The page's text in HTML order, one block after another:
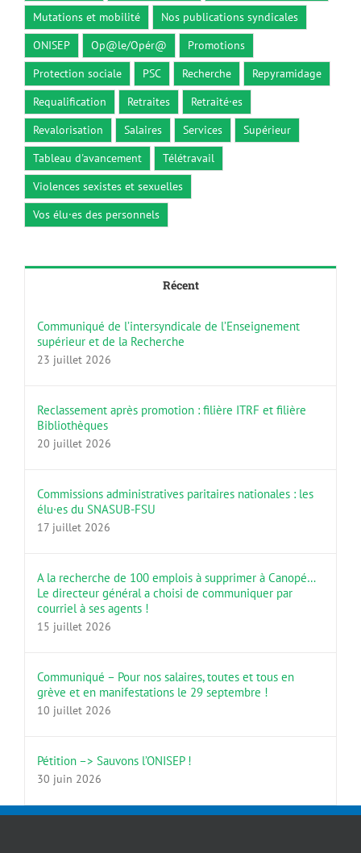
Mutations et mobilité
Nos publications syndicales
ONISEP
Op@le/Opér@
Promotions
Protection sociale
PSC Recherche
Repyramidage
Requalification
Retraites
Retraité·es
Revalorisation
Salaires Services
Supérieur
Tableau d'avancement
Télétravail
Violences sexistes et sexuelles
Vos élu·es des personnels
Récent
Communiqué de l’intersyndicale de l’Enseignement
supérieur et de la Recherche
23 juillet 2026
Reclassement après promotion : filière ITRF et filière
Bibliothèques
20 juillet 2026
Commissions administratives paritaires nationales : les
élu·es du SNASUB-FSU
17 juillet 2026
A la recherche de 100 emplois à supprimer à Canopé…
Le directeur général a choisi de communiquer par
courriel à ses agents !
15 juillet 2026
Communiqué – Pour nos salaires, toutes et tous en
grève et en manifestations le 29 septembre !
10 juillet 2026
Pétition –> Sauvons l’ONISEP !
30 juin 2026